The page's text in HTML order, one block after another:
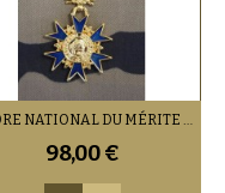
ORDRE NATIONAL DU MÉRITE OFFICIER
98,00 €